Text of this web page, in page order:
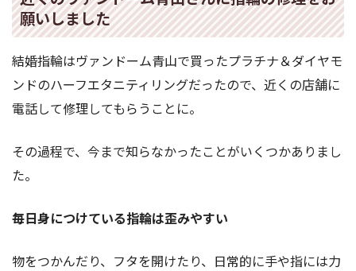
願いしました
結婚指輪はヴァンドーム青山で買ったプラチナ＆ダイヤモ
ンドのハーフエタニティリングだったので、近くの店舗に
電話して修理してもらうことに。
その過程で、今まで知らなかったことがいくつかありまし
た。
毎日身につけている指輪は歪みやすい
物をつかんだり、フタを開けたり、日常的に手や指には力